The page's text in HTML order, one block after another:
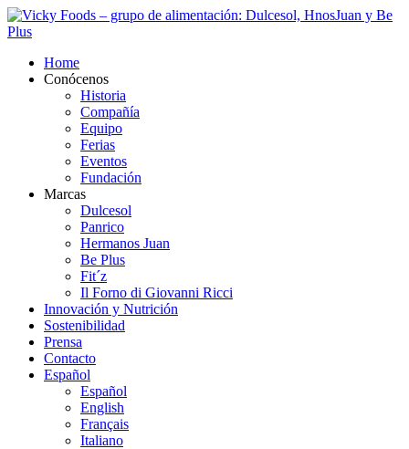
Home
Conócenos
Historia
Compañía
Equipo
Ferias
Eventos
Fundación
Marcas
Dulcesol
Panrico
Hermanos Juan
Be Plus
Fit´z
Il Forno di Giovanni Ricci
Innovación y Nutrición
Sostenibilidad
Prensa
Contacto
Español
Español
English
Français
Italiano